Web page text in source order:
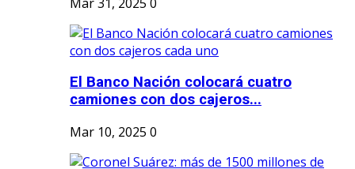
El Banco Nación colocará cuatro
camiones con dos cajeros...
Mar 10, 2025 0